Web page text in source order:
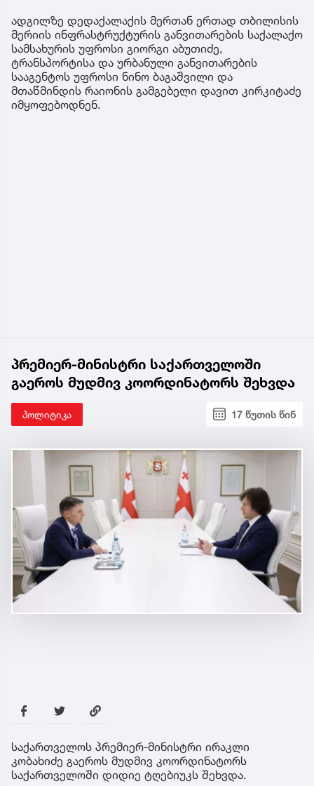
ადგილზე დედაქალაქის მერთან ერთად თბილისის
მერიის ინფრასტრუქტურის განვითარების საქალაქო
სამსახურის უფროსი გიორგი აბუთიძე,
ტრანსპორტისა და ურბანული განვითარების
სააგენტოს უფროსი ნინო ბაგაშვილი და
მთაწმინდის რაიონის გამგებელი დავით კირკიტაძე
იმყოფებოდნენ.
პრემიერ-მინისტრი საქართველოში
გაეროს მუდმივ კოორდინატორს შეხვდა
პოლიტიკა 17 წუთის წინ
საქართველოს პრემიერ-მინისტრი ირაკლი
კობახიძე გაეროს მუდმივ კოორდინატორს
საქართველოში დიდიე ტღებიუკს შეხვდა.